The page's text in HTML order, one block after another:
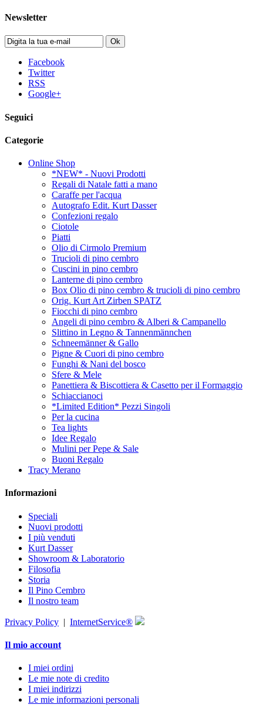
Newsletter
Ok
Facebook
Twitter
RSS
Google+
Seguici
Categorie
Online Shop
*NEW* - Nuovi Prodotti
Regali di Natale fatti a mano
Caraffe per l'acqua
Autografo Edit. Kurt Dasser
Confezioni regalo
Ciotole
Piatti
Olio di Cirmolo Premium
Trucioli di pino cembro
Cuscini in pino cembro
Lanterne di pino cembro
Box Olio di pino cembro & trucioli di pino cembro
Orig. Kurt Art Zirben SPATZ
Fiocchi di pino cembro
Angeli di pino cembro & Alberi & Campanello
Slittino in Legno & Tannenmännchen
Schneemänner & Gallo
Pigne & Cuori di pino cembro
Funghi & Nani del bosco
Sfere & Mele
Panettiera & Biscottiera & Casetto per il Formaggio
Schiaccianoci
*Limited Edition* Pezzi Singoli
Per la cucina
Tea lights
Idee Regalo
Mulini per Pepe & Sale
Buoni Regalo
Tracy Merano
Informazioni
Speciali
Nuovi prodotti
I più venduti
Kurt Dasser
Showroom & Laboratorio
Filosofia
Storia
Il Pino Cembro
Il nostro team
Privacy Policy | InternetService®
Il mio account
I miei ordini
Le mie note di credito
I miei indirizzi
Le mie informazioni personali